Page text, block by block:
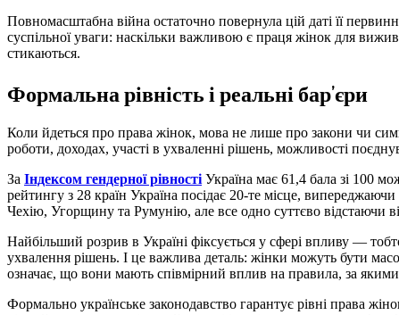
Повномасштабна війна остаточно повернула цій даті її
суспільної уваги: наскільки важливою є праця жінок для
стикаються.
Формальна рівність і реальні бар’єри
Коли йдеться про права жінок, мова не лише про закони чи
роботи, доходах, участі в ухваленні рішень, можливості
За Індексом гендерної рівності Україна має 61,4 бала зі 100
рейтингу з 28 країн Україна посідає 20-те місце,
Чехію, Угорщину та Румунію, але все одно суттєво відстаючи
Найбільший розрив в Україні фіксується у сфері впливу —
ухвалення рішень. І це важлива деталь: жінки можуть бути
означає, що вони мають співмірний вплив на правила, за
Формально українське законодавство гарантує рівні права